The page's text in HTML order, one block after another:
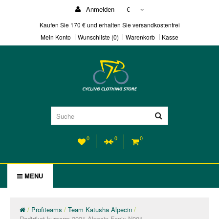
Anmelden
€
Kaufen Sie 170 € und erhalten Sie versandkostenfrei
Mein Konto
Wunschliste (0) Warenkorb Kasse
0 0 0
MENU
Profiteams
Team Katusha Alpecin